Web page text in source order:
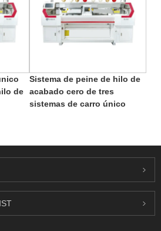
de
Sistema de peine de hilo de
acabado cero de tres
sistemas de carro único